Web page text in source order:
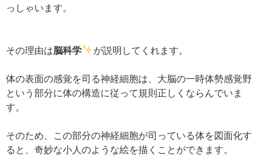
っしゃいます。
その理由は脳科学 が説明してくれます。
体の表面の感覚を司る神経細胞は、大脳の一時体勢感覚野
という部分に体の構造に従って規則正しくならんでいま
す。
そのため、この部分の神経細胞が司っている体を図面化す
ると、奇妙な小人のような絵を描くことができます。